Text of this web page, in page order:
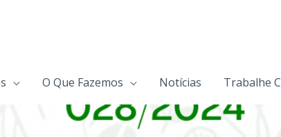
O Que Fazemos Notícias Trabalhe